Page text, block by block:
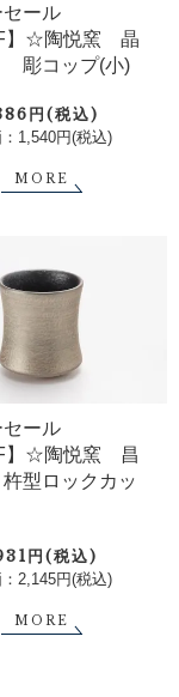
セール
】☆陶悦窯 晶
彫コップ(小)
円(税込)
1,540円(税込)
MORE
セール
】☆陶悦窯 昌
型ロックカッ
円(税込)
2,145円(税込)
MORE